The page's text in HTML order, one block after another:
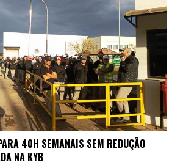
40H SEMANAIS SEM REDUÇÃO
NA KYB